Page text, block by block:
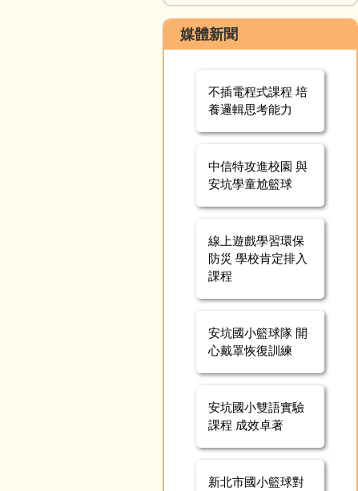
媒體新聞
不插電程式課程 培
養邏輯思考能力
中信特攻進校園 與
安坑學童尬籃球
線上遊戲學習環保
防災 學校肯定排入
課程
安坑國小籃球隊 開
心戴罩恢復訓練
安坑國小雙語實驗
課程 成效卓著
新北市國小籃球對